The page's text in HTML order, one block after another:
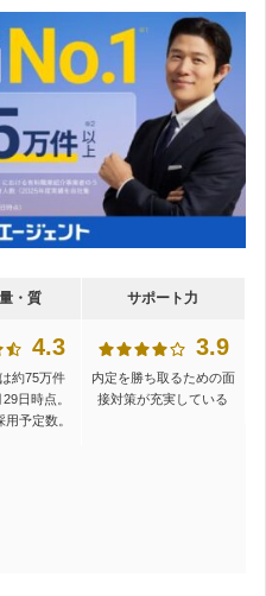
・質
4.3
約75万件
日時点。
予定数。
サポート力
3.9
内定を勝ち取るための面
接対策が充実している